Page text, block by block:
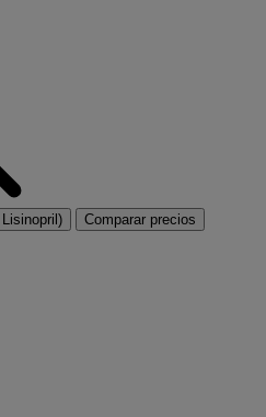
Comparar precios